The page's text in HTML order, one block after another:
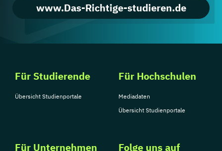
www.Das-Richtige-studieren.de
Für Studierende
Übersicht Studienportale
Für Hochschulen
Mediadaten
Übersicht Studienportale
Für Unternehmen Folge uns auf